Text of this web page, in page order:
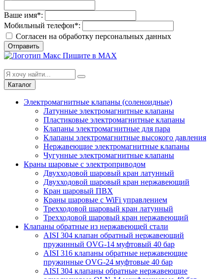
Ваше имя*:
Мобильный телефон*:
Согласен на обработку персональныx данных
Отправить
Пишите в MAX
Каталог
Электромагнитные клапаны (соленоидные)
Латунные электромагнитные клапаны
Пластиковые электромагнитные клапаны
Клапаны электромагнитные для пара
Клапаны электромагнитные высокого давления
Нержавеющие электромагнитные клапаны
Чугунные электромагнитные клапаны
Краны шаровые с электроприводом
Двухходовой шаровый кран латунный
Двухходовой шаровый кран нержавеющий
Кран шаровый ПВХ
Краны шаровые с WiFi управлением
Трехходовой шаровый кран латунный
Трехходовой шаровый кран нержавеющий
Клапаны обратные из нержавеющей стали
AISI 304 клапан обратный нержавеющий
пружинный OVG-14 муфтовый 40 бар
AISI 316 клапаны обратные нержавеющие
пружинные OVG-24 муфтовые 40 бар
AISI 304 клапаны обратные нержавеющие